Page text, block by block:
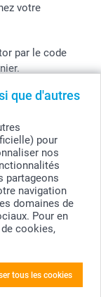
que d'autres
pour
nos
partageons
navigation
domaines de
Pour en
cookies,
tous les cookies
votre
par le code
Belgique
- BIC: GEBABEBB
frais de port.